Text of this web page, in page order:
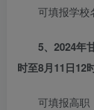
可填报学校名
5、2024年
时至8月11日12
可填报高职（